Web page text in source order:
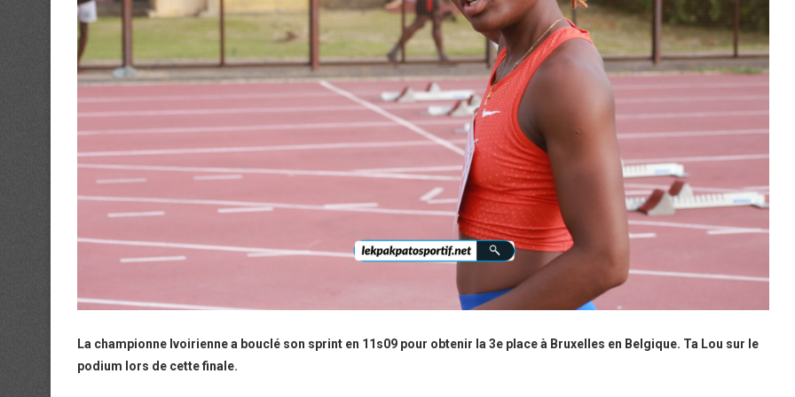
La championne Ivoirienne a bouclé son sprint en 11s09 pour obtenir la 3e place à Bruxelles en Belgique. Ta Lou sur le
podium lors de cette finale.